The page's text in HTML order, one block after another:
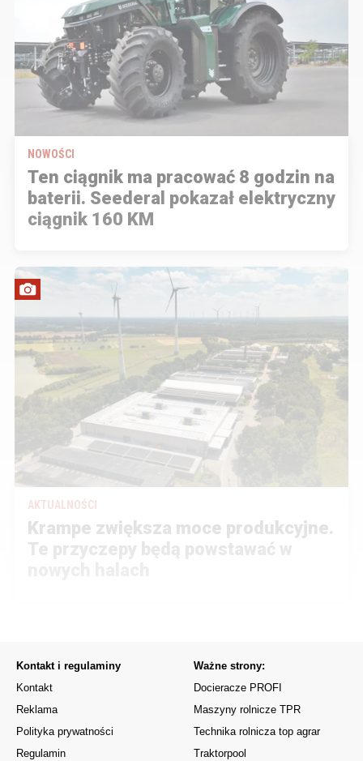
NOWOŚCI
Ten ciągnik ma pracować 8 godzin na
baterii. Seederal pokazał elektryczny
ciągnik 160 KM
AKTUALNOŚCI
Krampe zwiększa moce produkcyjne.
Te przyczepy będą powstawać w
Kontakt i regulaminy
Kontakt
Reklama
Polityka prywatności
Regulamin
Ważne strony:
Docieracze PROFI
Maszyny rolnicze TPR
Technika rolnicza top agrar
Traktorpool